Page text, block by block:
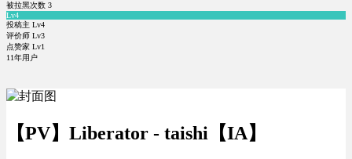
被拉黑次数 3
Lv4
投稿主 Lv4
评价师 Lv3
点赞家 Lv1
11年用户
【PV】Liberator - taishi【IA】